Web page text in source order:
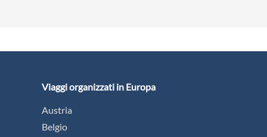
Viaggi organizzati in Europa
Austria
Belgio